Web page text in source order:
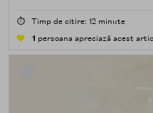
⏱️ Timp de citire: 12 minute
1 persoana apreciază acest